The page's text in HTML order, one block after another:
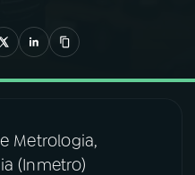
Metrologia,
(Inmetro)